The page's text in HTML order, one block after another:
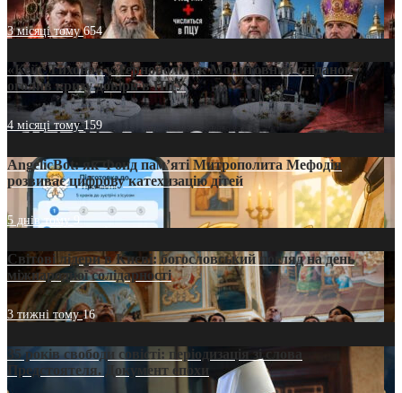
3 місяці тому654
«Кейс Тихона» у Тернополі: як Молитовний сніданок
оголив кризу довіри в ПЦУ
4 місяці тому159
AngelicBot: як Фонд пам’яті Митрополита Мефодія
розвиває цифрову катехизацію дітей
5 днів тому9
Світові лідери в Києві: богословський погляд на день
міжнародної солідарності
3 тижні тому16
35 років свободи совісті: періодизація зі слова
Предстоятеля. Документ епохи